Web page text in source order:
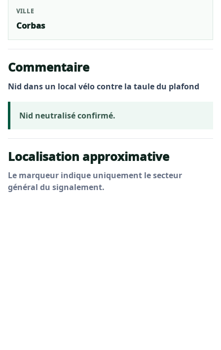
VILLE
Corbas
Commentaire
Nid dans un local vélo contre la taule du plafond
Nid neutralisé confirmé.
Localisation approximative
Le marqueur indique uniquement le secteur
général du signalement.